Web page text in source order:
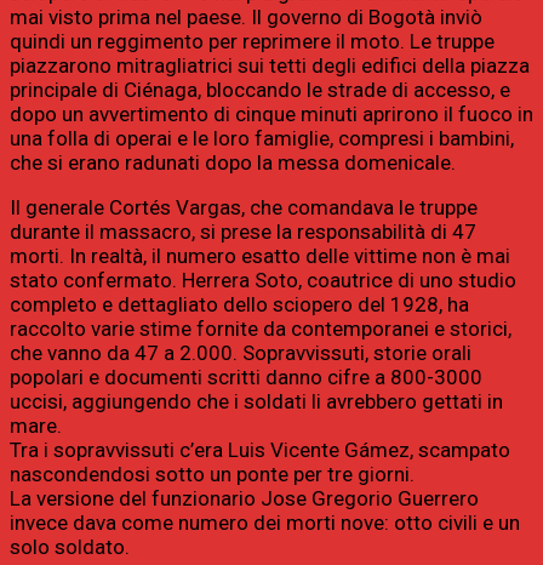
mai visto prima nel paese. Il governo di Bogotà inviò
quindi un reggimento per reprimere il moto. Le truppe
piazzarono mitragliatrici sui tetti degli edifici della piazza
principale di Ciénaga, bloccando le strade di accesso, e
dopo un avvertimento di cinque minuti aprirono il fuoco in
una folla di operai e le loro famiglie, compresi i bambini,
che si erano radunati dopo la messa domenicale.
Il generale Cortés Vargas, che comandava le truppe
durante il massacro, si prese la responsabilità di 47
morti. In realtà, il numero esatto delle vittime non è mai
stato confermato. Herrera Soto, coautrice di uno studio
completo e dettagliato dello sciopero del 1928, ha
raccolto varie stime fornite da contemporanei e storici,
che vanno da 47 a 2.000. Sopravvissuti, storie orali
popolari e documenti scritti danno cifre a 800-3000
uccisi, aggiungendo che i soldati li avrebbero gettati in
mare.
Tra i sopravvissuti c’era Luis Vicente Gámez, scampato
nascondendosi sotto un ponte per tre giorni.
La versione del funzionario Jose Gregorio Guerrero
invece dava come numero dei morti nove: otto civili e un
solo soldato.